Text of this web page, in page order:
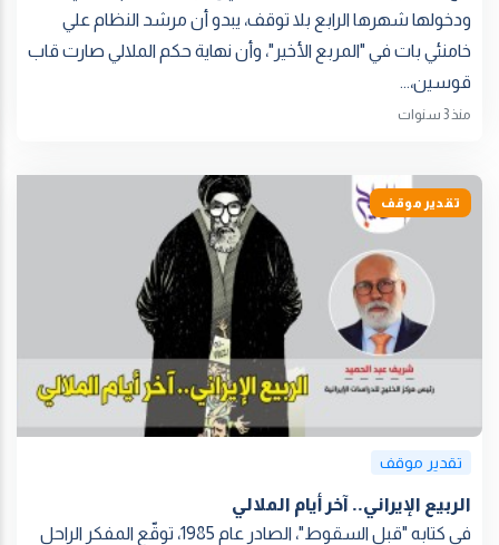
ودخولها شهرها الرابع بلا توقف، يبدو أن مرشد النظام علي
خامنئي بات في "المربع الأخير"، وأن نهاية حكم الملالي صارت قاب
قوسين،...
منذ 3 سنوات
تقدير موقف
تقدير موقف
الربيع الإيراني.. آخر أيام الملالي
في كتابه "قبل السقوط"، الصادر عام 1985، توقّع المفكر الراحل